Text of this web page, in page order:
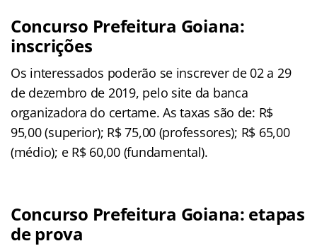
Concurso Prefeitura Goiana:
inscrições
Os interessados poderão se inscrever de 02 a 29
de dezembro de 2019, pelo site da banca
organizadora do certame. As taxas são de: R$
95,00 (superior); R$ 75,00 (professores); R$ 65,00
(médio); e R$ 60,00 (fundamental).
Concurso Prefeitura Goiana: etapas
de prova